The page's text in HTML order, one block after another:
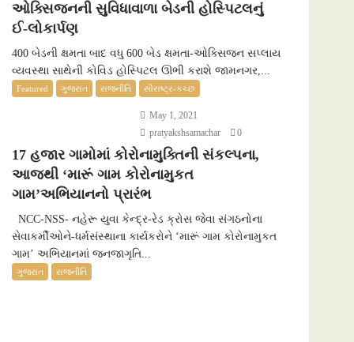
ઓક્સિજનની સુવિધાવાળા બેડની હોસ્પિટલનું
ઈ-લોકાર્પણ
400 બેડની ક્ષમતા બાદ વધુ 600 બેડ ક્ષમતા-ઓક્સિજન સપ્લાય
વ્યવસ્થા સાથેની કોવિડ હોસ્પિટલ ઊભી કરાશે જામનગર,...
Featured ગુજરાત રાજનીતિ સૌરાષ્ટ્ર-કચ્છ
May 1, 2021
pratyakshsamachar
0
17 હજાર ગામોમાં કોરોનામુક્તિની સંકલ્પના,
આજથી ‘મારૂં ગામ કોરોનામુકત
ગામ’અભિયાનનો પ્રારંભ
NCC-NSS- નહેરૂ યુવા કેન્દ્ર-રેડ ક્રોસ જેવા સંગઠનોના
સેવાકર્મીઓને-ધર્મસંસ્થાના કાર્યકરોને ‘મારૂં ગામ કોરોનામુકત
ગામ’ અભિયાનમાં જનજાગૃતિ...
ગુજરાત રાજનીતિ